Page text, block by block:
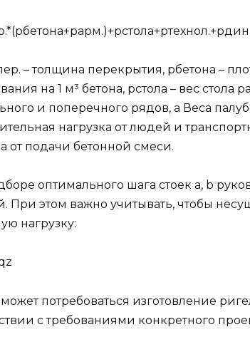
– толщина перекрытия, pбетона –
на 1 м³ бетона, pcтола – вес стола
и поперечного рядов, а Веса
нагрузка от людей и
от подачи бетонной смеси.
оптимального шага стоек a, b
При этом важно учитывать, чтобы
нагрузку:
потребоваться изготовление
с требованиями конкретного